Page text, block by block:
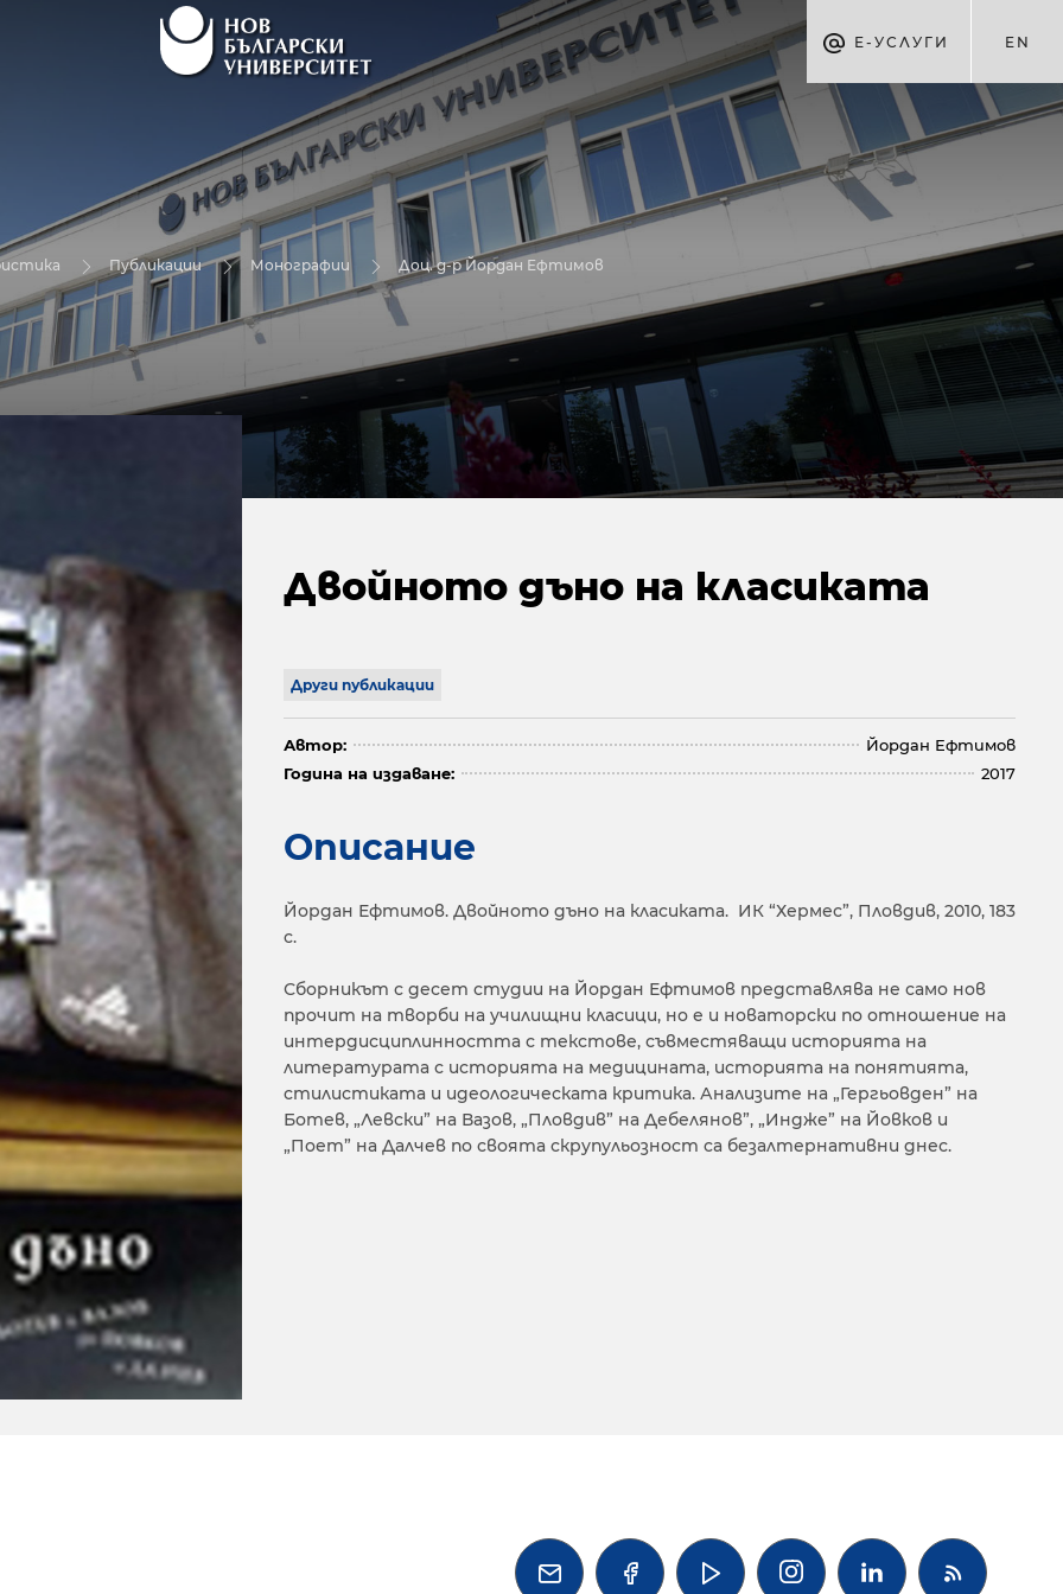
Е-УСЛУГИ EN
Публикации Монографии Доц. д-р Йордан Ефтимов
Двойното дъно на класиката
Други публикации
Автор:
Йордан Ефтимов
Година на издаване:
2017
Описание
Йордан Ефтимов. Двойното дъно на класиката. ИК “Хермес”, Пловдив, 2010, 183
с.
Сборникът с десет студии на Йордан Ефтимов представлява не само нов
прочит на творби на училищни класици, но е и новаторски по отношение на
интердисциплинността с текстове, съвместяващи историята на
литературата с историята на медицината, историята на понятията,
стилистиката и идеологическата критика. Анализите на „Гергьовден” на
Ботев, „Левски” на Вазов, „Пловдив” на Дебелянов”, „Индже” на Йовков и
„Поет” на Далчев по своята скрупульозност са безалтернативни днес.
   